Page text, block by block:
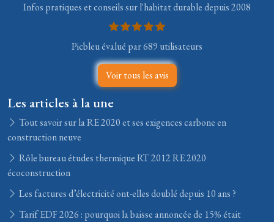
Infos pratiques et conseils sur l'habitat durable depuis 2008
Picbleu évalué par 689 utilisateurs
Voir tous les avis
Les articles à la une
Tout savoir sur la RE 2020 et ses exigences carbone en
construction neuve
Rôle bureau études thermique RT 2012 RE 2020
écoconstruction
Les factures d’électricité ont-elles doublé depuis 10 ans ?
Tarif EDF 2026 : pourquoi la baisse annoncée de 15% était